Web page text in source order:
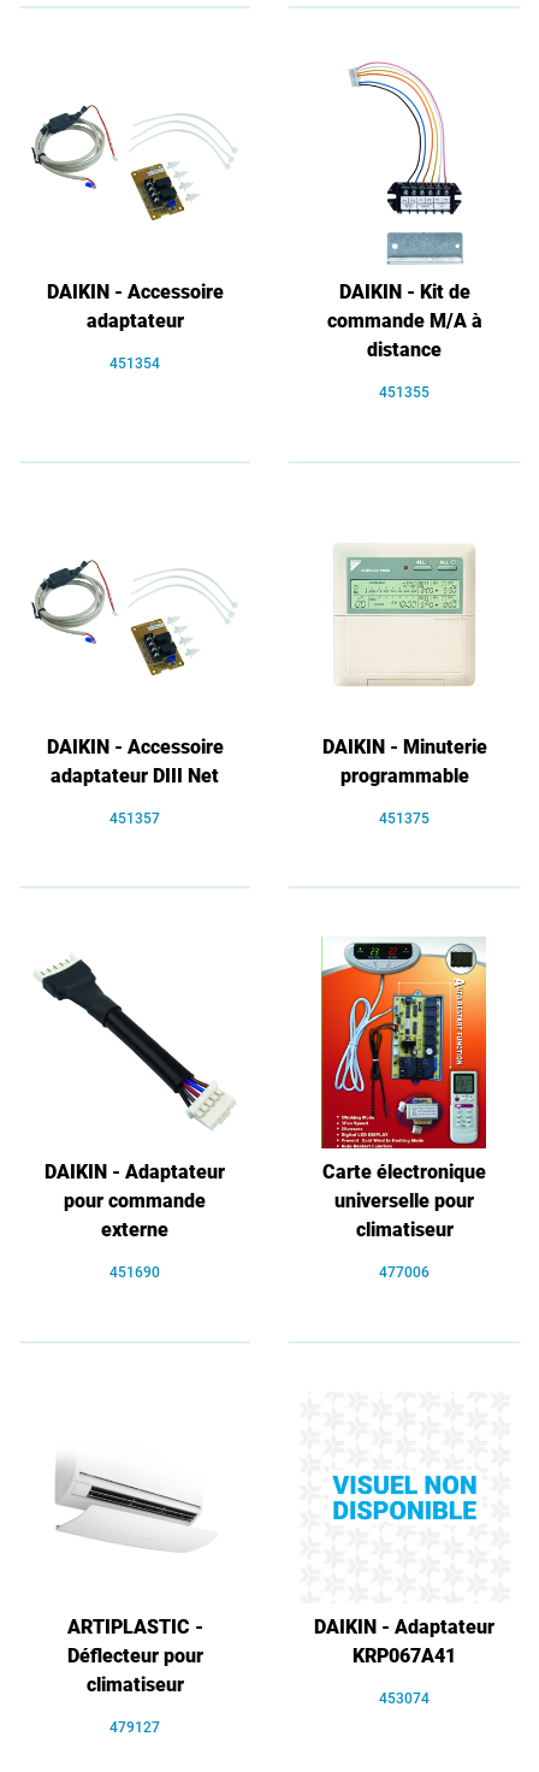
DAIKIN - Accessoire
adaptateur
451354
DAIKIN - Kit de
commande M/A à
distance
451355
DAIKIN - Accessoire
adaptateur DIII Net
451357
DAIKIN - Minuterie
programmable
451375
DAIKIN - Adaptateur
pour commande
externe
451690
Carte électronique
universelle pour
climatiseur
477006
ARTIPLASTIC -
Déflecteur pour
climatiseur
479127
DAIKIN - Adaptateur
KRP067A41
453074